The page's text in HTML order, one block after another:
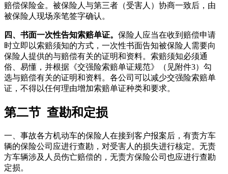
赔偿保险金。被保险人与第三者（受害人）协商一致后，由
被保险人现场亲笔签字确认。
四、书面一次性告知索赔单证。 保险人应当在收到赔偿申请
时立即以索赔须知的方式，一次性书面告知被保险人需要向
保险人提供的与赔偿有关的证明和资料。索赔须知必须通
俗、易懂，并根据《交强险索赔单证规范》（见附件3）勾
选与赔偿有关的证明和资料。各公司可以减少交强险索赔单
证，不得以任何理由增加索赔单证种类和要求。
第二节 查勘和定损
一、事故各方机动车的保险人在接到客户报案后，有责方车
辆的保险公司应进行查勘，对受害人的损失进行核定。无责
方车辆涉及人员伤亡赔偿的，无责方保险公司也应进行查勘
定损。